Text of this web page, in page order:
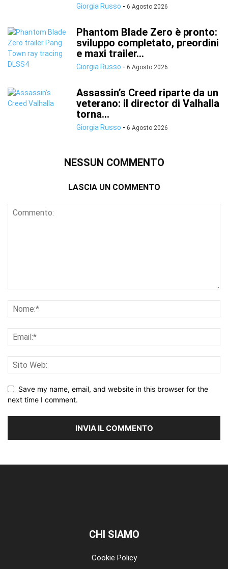
Giorgia Russo - 6 Agosto 2026
Phantom Blade Zero è pronto:
sviluppo completato, preordini
e maxi trailer...
Giorgia Russo - 6 Agosto 2026
Assassin’s Creed riparte da un
veterano: il director di Valhalla
torna...
Giorgia Russo - 6 Agosto 2026
NESSUN COMMENTO
LASCIA UN COMMENTO
Save my name, email, and website in this browser for the
next time I comment.
CHI SIAMO
Cookie Policy